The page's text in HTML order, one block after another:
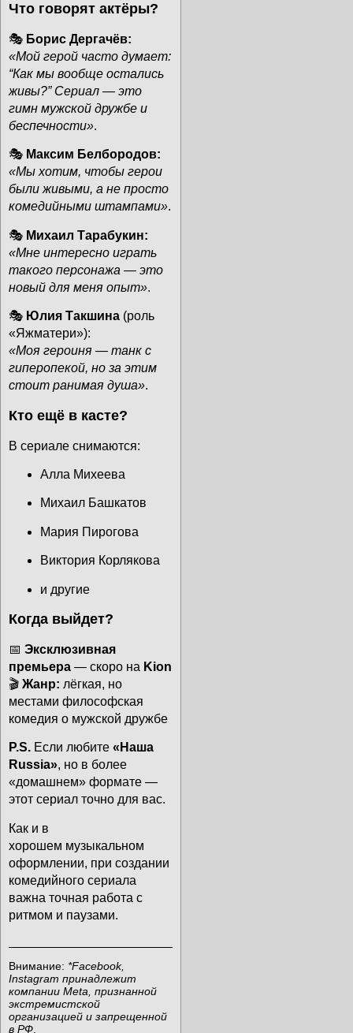
Что говорят актёры?
🎭 Борис Дергачёв:
«Мой герой часто думает:
“Как мы вообще остались
живы?” Сериал — это
гимн мужской дружбе и
беспечности».
🎭 Максим Белбородов:
«Мы хотим, чтобы герои
были живыми, а не просто
комедийными штампами».
🎭 Михаил Тарабукин:
«Мне интересно играть
такого персонажа — это
новый для меня опыт».
🎭 Юлия Такшина (роль
«Яжматери»):
«Моя героиня — танк с
гиперопекой, но за этим
стоит ранимая душа».
Кто ещё в касте?
В сериале снимаются:
Алла Михеева
Михаил Башкатов
Мария Пирогова
Виктория Корлякова
и другие
Когда выйдет?
📅 Эксклюзивная
премьера — скоро на Kion
🎬 Жанр: лёгкая, но
местами философская
комедия о мужской дружбе
P.S. Если любите «Наша
Russia», но в более
«домашнем» формате —
этот сериал точно для вас.
Как и в
хорошем музыкальном
оформлении, при создании
комедийного сериала
важна точная работа с
ритмом и паузами.
Внимание: *Facebook,
Instagram принадлежит
компании Meta, признанной
экстремистской
организацией и запрещенной
в РФ